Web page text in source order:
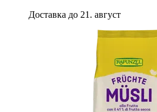
Доставка до 21. август